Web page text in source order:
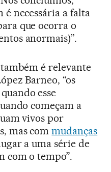
necessária a falta
que ocorra o
anormais)”.
é relevante
Barneo, “os
esse
começam a
vivos por
mas commudanças
a uma série de
com o tempo”.